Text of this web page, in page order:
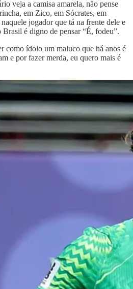
veja a camisa amarela, não pense
em Zico, em Sócrates, em
jogador que tá na frente dele e
é digno de pensar “É, fodeu”.
como ídolo um maluco que há anos é
e por fazer merda, eu quero mais é